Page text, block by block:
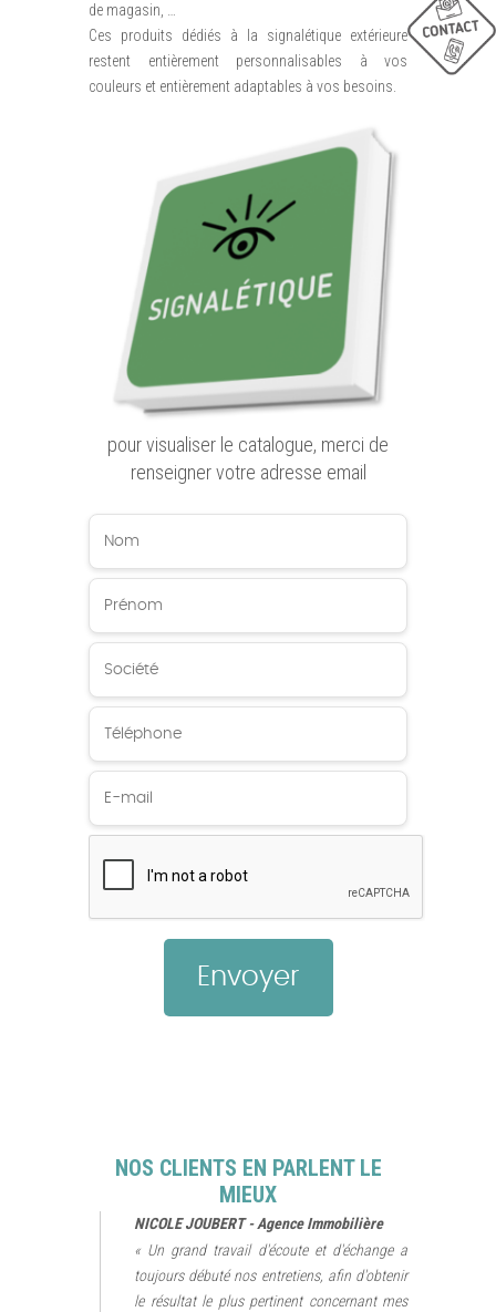
de magasin, …
Ces produits dédiés à la signalétique extérieure
restent entièrement personnalisables à vos
couleurs et entièrement adaptables à vos besoins.
pour visualiser le catalogue, merci de
renseigner votre adresse email
NOS CLIENTS EN PARLENT LE
MIEUX
NICOLE JOUBERT - Agence Immobilière
« Un grand travail d'écoute et d'échange a
toujours débuté nos entretiens, afin d'obtenir
le résultat le plus pertinent concernant mes